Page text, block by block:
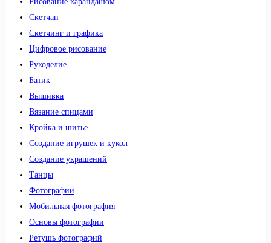
Скетчап
Скетчинг и графика
Цифровое рисование
Рукоделие
Батик
Вышивка
Вязание спицами
Кройка и шитье
Создание игрушек и кукол
Создание украшений
Танцы
Фотографии
Мобильная фотография
Основы фотографии
Ретушь фотографий